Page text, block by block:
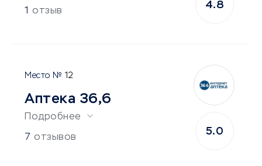
1 отзыв
4.8
12
Аптека 36,6
Подробнее
7 отзывов
5.0